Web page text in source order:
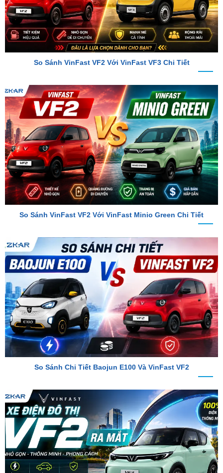
So Sánh VinFast VF2 Với VinFast VF3 Chi Tiết
So Sánh VinFast VF2 Với VinFast Minio Green Chi Tiết
So Sánh Chi Tiết Baojun E100 Và VinFast VF2